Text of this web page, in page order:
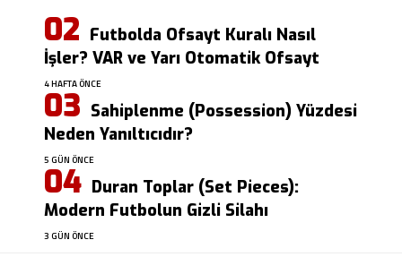
Futbolda Ofsayt Kuralı Nasıl
İşler? VAR ve Yarı Otomatik Ofsayt
4 HAFTA ÖNCE
Sahiplenme (Possession) Yüzdesi
Neden Yanıltıcıdır?
5 GÜN ÖNCE
Duran Toplar (Set Pieces):
Modern Futbolun Gizli Silahı
3 GÜN ÖNCE